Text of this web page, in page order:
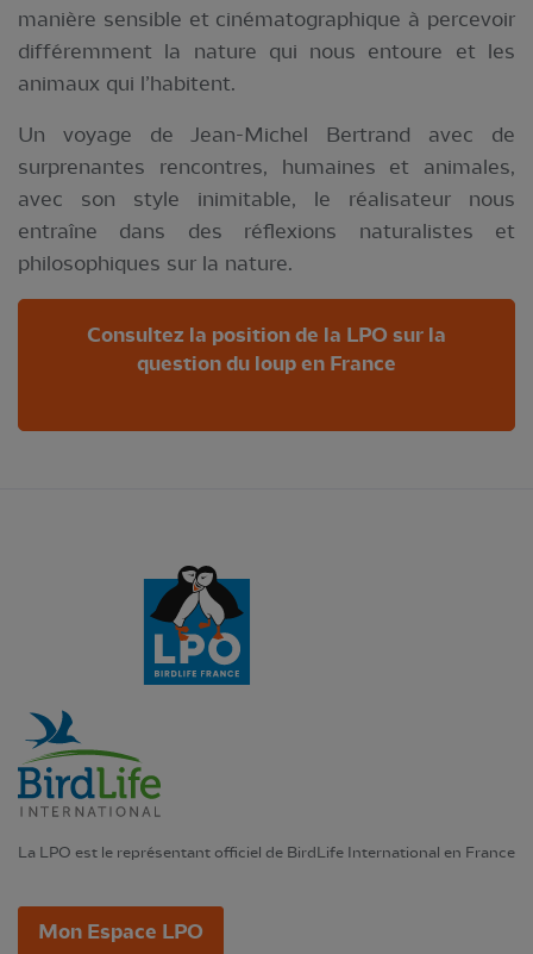
manière sensible et cinématographique à percevoir
différemment la nature qui nous entoure et les
animaux qui l’habitent.
Un voyage de Jean-Michel Bertrand avec de
surprenantes rencontres, humaines et animales,
avec son style inimitable, le réalisateur nous
entraîne dans des réflexions naturalistes et
philosophiques sur la nature.
Consultez la position de la LPO sur la
question du loup en France
La LPO est le représentant officiel de BirdLife International en France
Mon Espace LPO